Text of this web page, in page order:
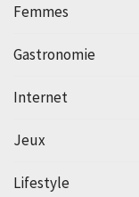
Femmes
Gastronomie
Internet
Jeux
Lifestyle